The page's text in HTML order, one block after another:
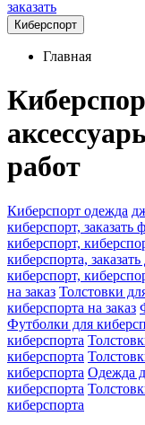
заказать
Киберспорт
Главная
работ
Киберспорт одежда
киберспорт, заказать
киберспорт,
киберспорта,
киберспорт,
на заказ Толстовки
киберспорта на заказ
Футболки для
киберспорта
киберспорта
киберспорта Одежда
киберспорта
киберспорта